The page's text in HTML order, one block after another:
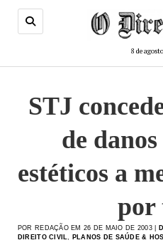
8 de
STJ
de
estéticos a
por
POR REDAÇÃO EM 26 DE MAIO DE 2003 |
DIREITO CIVIL
PLANOS DE SAÚDE &